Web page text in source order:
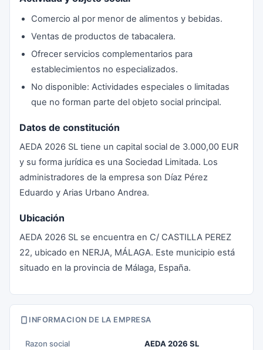
Comercio al por menor de alimentos y bebidas.
Ventas de productos de tabacalera.
Ofrecer servicios complementarios para
establecimientos no especializados.
No disponible: Actividades especiales o limitadas
que no forman parte del objeto social principal.
Datos de constitución
AEDA 2026 SL tiene un capital social de 3.000,00 EUR
y su forma jurídica es una Sociedad Limitada. Los
administradores de la empresa son Díaz Pérez
Eduardo y Arias Urbano Andrea.
Ubicación
AEDA 2026 SL se encuentra en C/ CASTILLA PEREZ
22, ubicado en NERJA, MÁLAGA. Este municipio está
situado en la provincia de Málaga, España.
INFORMACION DE LA EMPRESA
Razon social AEDA 2026 SL